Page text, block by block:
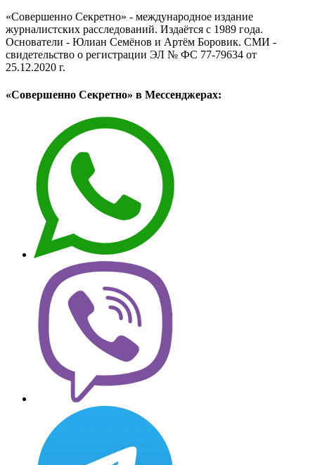
«Совершенно Секретно» - международное издание
журналистских расследований. Издаётся с 1989 года.
Основатели - Юлиан Семёнов и Артём Боровик. CМИ -
свидетельство о регистрации ЭЛ № ФС 77-79634 от
25.12.2020 г.
«Совершенно Секретно» в Мессенджерах: